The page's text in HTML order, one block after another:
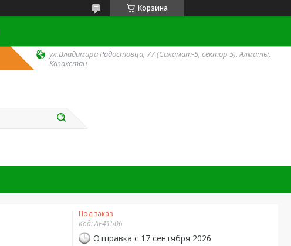
Корзина
ул.Владимира Радостовца, 77 (Саламат-5, сектор 5), Алматы,
Казахстан
Под заказ
Код:AF41506
Отправка с 17 сентября 2026